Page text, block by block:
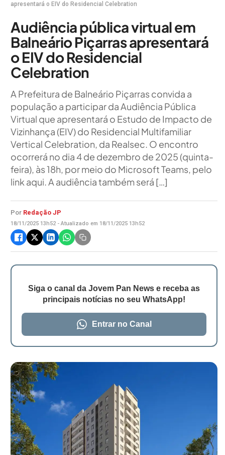
apresentará o EIV do Residencial Celebration
Audiência pública virtual em
Balneário Piçarras apresentará
o EIV do Residencial
Celebration
A Prefeitura de Balneário Piçarras convida a
população a participar da Audiência Pública
Virtual que apresentará o Estudo de Impacto de
Vizinhança (EIV) do Residencial Multifamiliar
Vertical Celebration, da Realsec. O encontro
ocorrerá no dia 4 de dezembro de 2025 (quinta-
feira), às 18h, por meio do Microsoft Teams, pelo
link aqui. A audiência também será […]
Por Redação JP
18/11/2025 13h52 - Atualizado em 18/11/2025 13h52
Siga o canal da Jovem Pan News e receba as
principais notícias no seu WhatsApp!
Entrar no Canal